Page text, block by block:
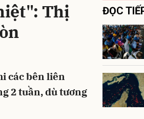
Thị
các bên liên
2 tuần, dù tương
ĐỌC
Gửi